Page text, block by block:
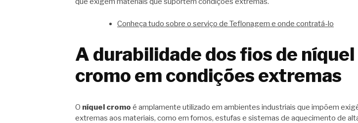
Conheça tudo sobre o serviço de Teflonagem e onde contratá-lo
A durabilidade dos fios de níquel
cromo em condições extremas
O níquel cromo é amplamente utilizado em ambientes industriais que impõem
extremas aos materiais, como em fornos, estufas e sistemas de aquecimento de